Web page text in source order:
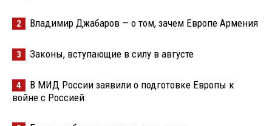
2 Владимир Джабаров — о том, зачем Европе Армения
3 Законы, вступающие в силу в августе
4
В МИД России заявили о подготовке Европы к
войне с Россией